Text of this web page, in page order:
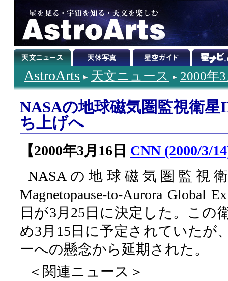
AstroArts 天文ニュース 2000年
NASAの地球磁気圏監視衛
ち上げへ
【2000年3月16日 CNN (2000/3/
NASAの地球磁気圏監視衛
Magnetopause-to-Aurora Global
日が3月25日に決定した。この
め3月15日に予定されていたが
ーへの懸念から延期された。
＜関連ニュース＞